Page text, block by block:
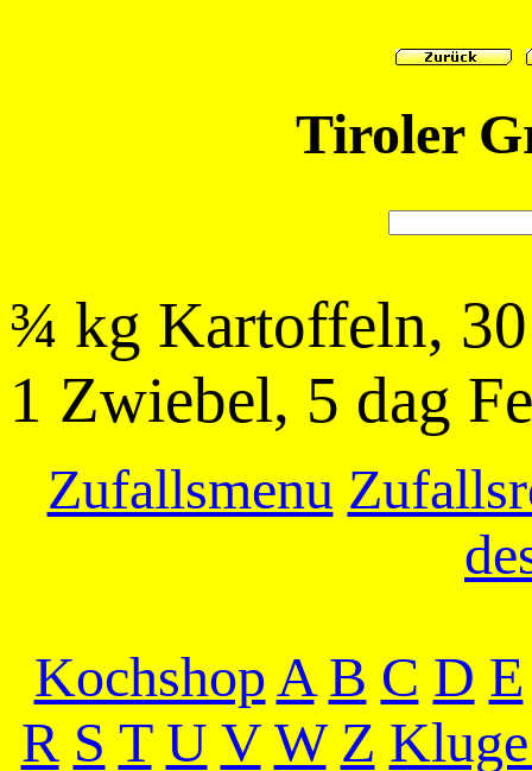
Tiroler
¾ kg Kartoffeln, 30
1 Zwiebel, 5 dag
Zufallsmenu
KochshopA B C D E
R S T U V W Z